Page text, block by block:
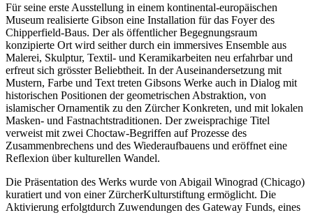
Für seine erste Ausstellung in einem kontinental-europäischen
Museum realisierte Gibson eine Installation für das Foyer des
Chipperfield-Baus. Der als öffentlicher Begegnungsraum
konzipierte Ort wird seither durch ein immersives Ensemble aus
Malerei, Skulptur, Textil- und Keramikarbeiten neu erfahrbar und
erfreut sich grösster Beliebtheit. In der Auseinandersetzung mit
Mustern, Farbe und Text treten Gibsons Werke auch in Dialog mit
historischen Positionen der geometrischen Abstraktion, von
islamischer Ornamentik zu den Zürcher Konkreten, und mit lokalen
Masken- und Fastnachtstraditionen. Der zweisprachige Titel
verweist mit zwei Choctaw-Begriffen auf Prozesse des
Zusammenbrechens und des Wiederaufbauens und eröffnet eine
Reflexion über kulturellen Wandel.
Die Präsentation des Werks wurde von Abigail Winograd (Chicago)
kuratiert und von einer ZürcherKulturstiftung ermöglicht. Die
Aktivierung erfolgtdurch Zuwendungen des Gateway Funds, eines